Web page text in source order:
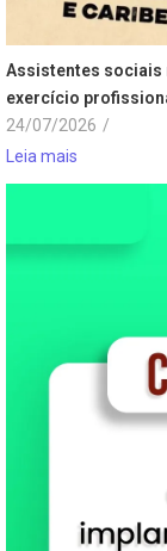
Assistentes
exercício
24/07/2026 /
Leia mais